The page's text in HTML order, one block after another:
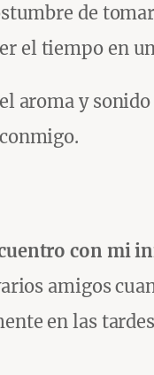
de
el tiempo en
aroma y
con mi
amigos
en las